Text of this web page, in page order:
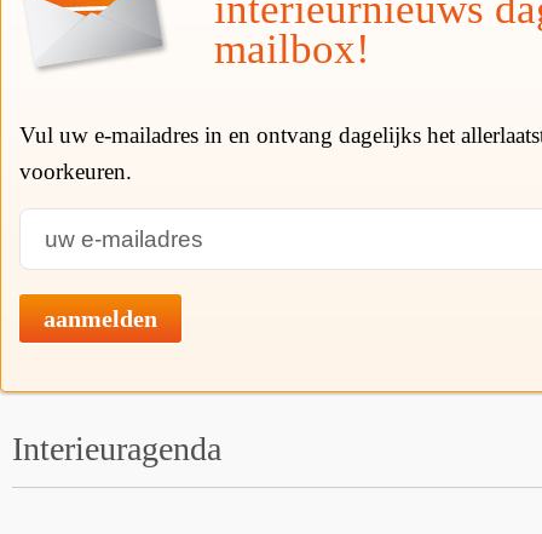
mailbox!
Vul uw e-mailadres in en ontvang dagelijks het
voorkeuren.
aanmelden
Interieuragenda